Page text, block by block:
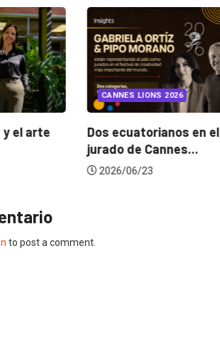
y el arte
CANNES LIONS 2026
Dos ecuatorianos en el
jurado de Cannes...
2026/06/23
to post a comment.